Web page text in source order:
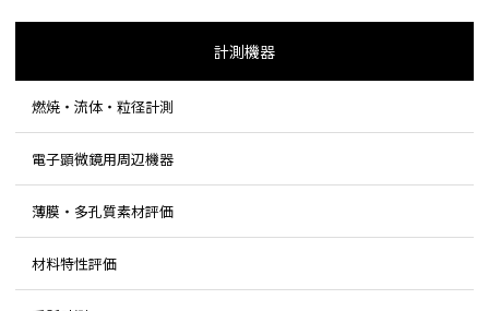
計測機器
燃焼・流体・粒径計測
電子顕微鏡用周辺機器
薄膜・多孔質素材評価
材料特性評価